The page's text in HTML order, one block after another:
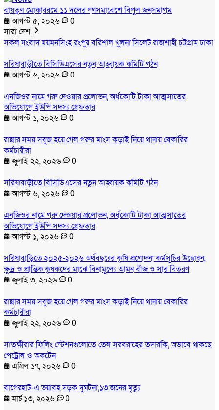
বায়তুল মোকাররমে ১১ দলের গণসমাবেশে বিপুল জনসমাগম
আগস্ট ৫, ২০২৬
0
সারা দেশ
সকল সংবাদময়মনসিংহরংপুরবরিশালখুলনাসিলেটরাজশাহীচট্টগ্রামঢাকা
সরিষাবাড়ীতে বিসিডিএসের নতুন আহ্বায়ক কমিটি গঠন
আগস্ট ৬, ২০২৬
0
এনজিওর নামে গরু দেওয়ার প্রলোভন, অর্ধকোটি টাকা আত্মসাতের
অভিযোগে ইউপি সদস্য গ্রেফতার
আগস্ট ১, ২০২৬
0
রান্নার সময় সবুজ হয়ে গেল গরুর মাংস কড়াই নিয়ে থানায় বেকারির
কর্মচারীরা
জুলাই ২২, ২০২৬
0
সরিষাবাড়ীতে বিসিডিএসের নতুন আহ্বায়ক কমিটি গঠন
আগস্ট ৬, ২০২৬
0
এনজিওর নামে গরু দেওয়ার প্রলোভন, অর্ধকোটি টাকা আত্মসাতের
অভিযোগে ইউপি সদস্য গ্রেফতার
আগস্ট ১, ২০২৬
0
সরিষাবাড়িতে ২০২৫-২০২৬ অর্থবছরের কৃষি প্রণোদনা কর্মসূচির উদ্বোধন,
ক্ষুদ্র ও প্রান্তিক কৃষকদের মাঝে বিনামূল্যে আমন বীজ ও সার বিতরণ
জুলাই ৩, ২০২৬
0
রান্নার সময় সবুজ হয়ে গেল গরুর মাংস কড়াই নিয়ে থানায় বেকারির
কর্মচারীরা
জুলাই ২২, ২০২৬
0
সাতক্ষীরার ফিলিং স্টেশনগুলোতে তেল সরবরাহের তদারকি, অভাবে থাকছে
পেট্রোল ও অকটেন
এপ্রিল ১৭, ২০২৬
0
বাগেরহাট-এ ভয়াবহ সড়ক দুর্ঘটনা,১৩ জনের মৃত্যু
মার্চ ১৩, ২০২৬
0